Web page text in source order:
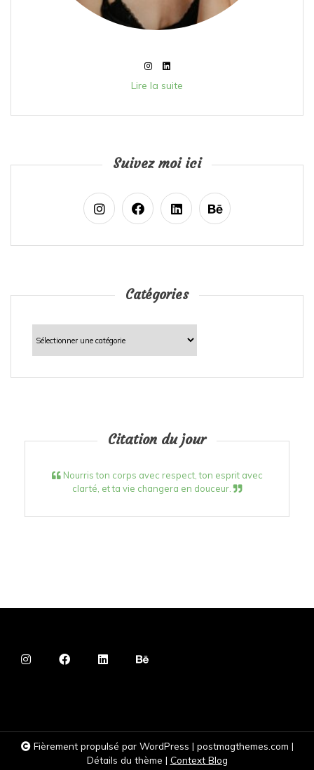
Lire la suite
Suivez moi ici
Catégories
Catégories
Citation du jour
Nourris ton corps avec respect, ton esprit avec
clarté, et ta vie changera en douceur.
Fièrement propulsé par WordPress | postmagthemes.com |
Détails du thème | Context Blog